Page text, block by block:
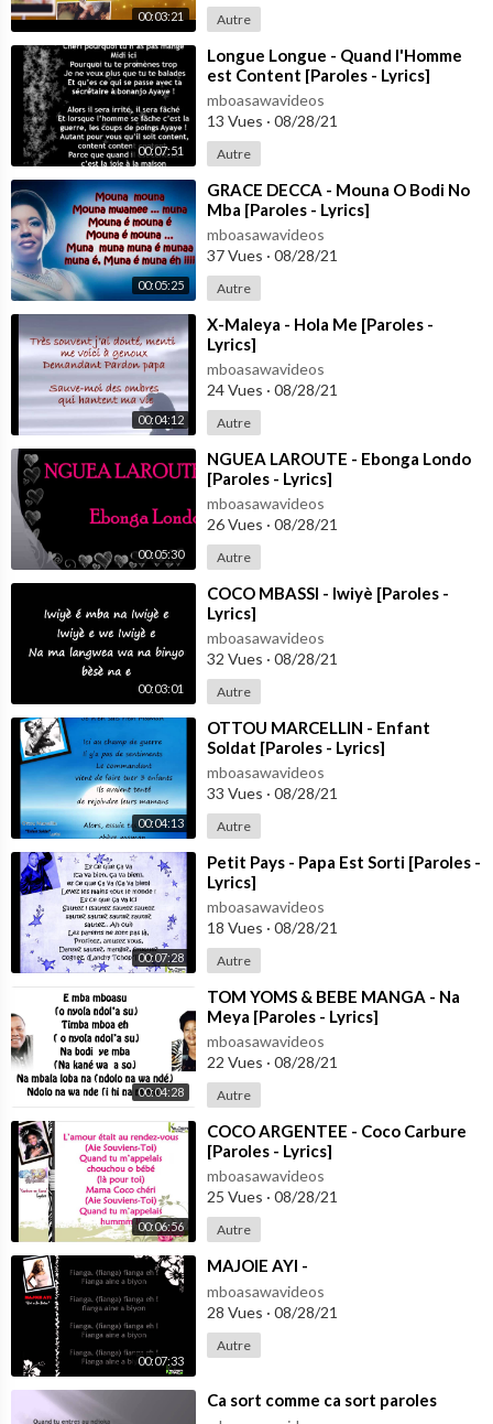
00:03:21 Autre
00:07:51
⁣Longue Longue - Quand l'Homme
est Content [Paroles - Lyrics]
mboasawavideos
13 Vues · 08/28/21
Autre
00:05:25
⁣GRACE DECCA - Mouna O Bodi No
Mba [Paroles - Lyrics]
mboasawavideos
37 Vues · 08/28/21
Autre
00:04:12
⁣X-Maleya - Hola Me [Paroles -
Lyrics]
mboasawavideos
24 Vues · 08/28/21
Autre
00:05:30
⁣NGUEA LAROUTE - Ebonga Londo
[Paroles - Lyrics]
mboasawavideos
26 Vues · 08/28/21
Autre
00:03:01
⁣COCO MBASSI - Iwiyè [Paroles -
Lyrics]
mboasawavideos
32 Vues · 08/28/21
Autre
00:04:13
⁣OTTOU MARCELLIN - Enfant
Soldat [Paroles - Lyrics]
mboasawavideos
33 Vues · 08/28/21
Autre
00:07:28
⁣Petit Pays - Papa Est Sorti [Paroles -
Lyrics]
mboasawavideos
18 Vues · 08/28/21
Autre
00:04:28
⁣TOM YOMS & BEBE MANGA - Na
Meya [Paroles - Lyrics]
mboasawavideos
22 Vues · 08/28/21
Autre
00:06:56
⁣COCO ARGENTEE - Coco Carbure
[Paroles - Lyrics]
mboasawavideos
25 Vues · 08/28/21
Autre
00:07:33
⁣MAJOIE AYI -
mboasawavideos
28 Vues · 08/28/21
Autre
⁣Ca sort comme ca sort paroles